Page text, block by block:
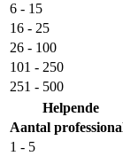
6 - 15
16 - 25
26 - 100
101 - 250
251 - 500
Helpende
Aantal
1 - 5